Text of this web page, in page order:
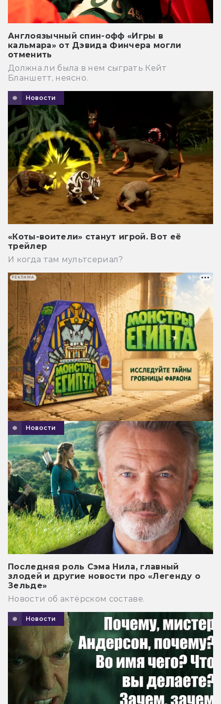
Англоязычный спин-офф «Игры в
кальмара» от Дэвида Финчера могли
отменить
Должна ли была в нем сыграть Кейт
Бланшетт, неясно.
Новости
«Коты-воители» станут игрой. Вот её
трейлер
И когда там мультсериал?
Новости
Последняя роль Сэма Нила, главный
злодей и другие новости про «Легенду о
Зельде»
Новости об актёрском составе.
Новости
РЕКЛАМА